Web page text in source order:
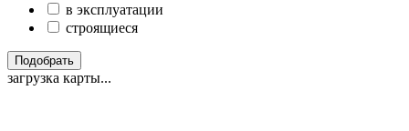
в эксплуатации
строящиеся
Подобрать
загрузка карты...